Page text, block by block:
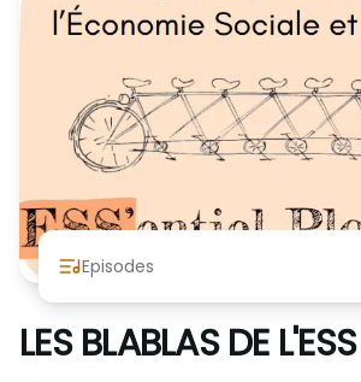
Nous rejoindre : Participer
Nous Soutenir / Adhérer
J'adhère
Exprime ton soutien
Nous Contacter
La newsletter
Episodes
LES BLABLAS DE L'ESS